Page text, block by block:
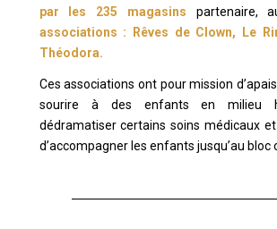
par les 235 magasins partenaire,
associations : Rêves de Clown, Le
Théodora.
Ces associations ont pour mission
sourire à des enfants en milieu
dédramatiser certains soins médicaux
d’accompagner les enfants jusqu’au bloc